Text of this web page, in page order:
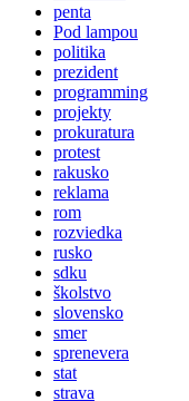
penta
Pod lampou
politika
prezident
programming
projekty
prokuratura
protest
rakusko
reklama
rom
rozviedka
rusko
sdku
školstvo
slovensko
smer
sprenevera
stat
strava